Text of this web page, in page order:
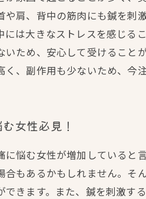
や肩、背中の筋肉にも鍼を刺
には大きなストレスを感じる
いため、安心して受けること
く、副作用も少ないため、今
女性必見！
に悩む女性が増加していると
合もあるかもしれません。そ
できます。また、鍼を刺激す